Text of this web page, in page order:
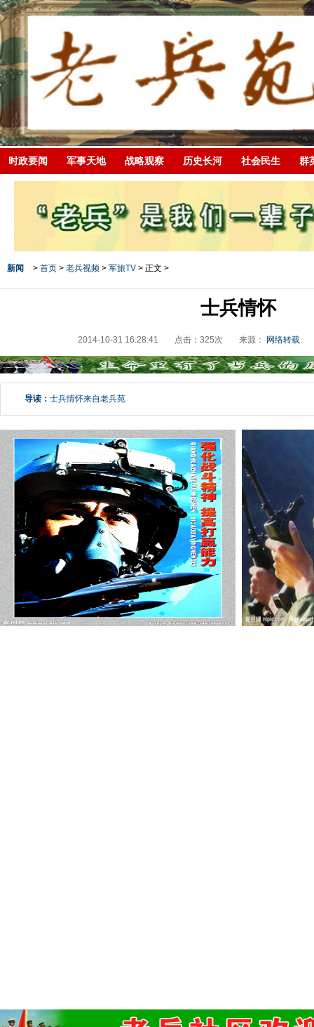
时政要闻 军事天地 战略观察 历史长河 社会民生 群
新闻 > 首页 > 老兵视频 > 军旅TV > 正文 >
士兵情怀
2014-10-31 16:28:41 点击：325次 来源： 网络转载
导读： 士兵情怀来自老兵苑